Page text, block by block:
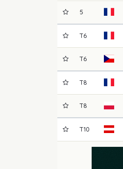
5
T6
T6
T8
T8
T10